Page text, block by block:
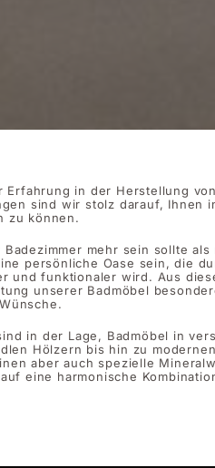
Erfahrung in der Herstellung von
sind wir stolz darauf, Ihnen
zu können.
mehr sein sollte als
persönliche Oase sein, die
und funktionaler wird. Aus
unserer Badmöbel
in der Lage, Badmöbel in
Hölzern bis hin zu
aber auch spezielle
eine harmonische